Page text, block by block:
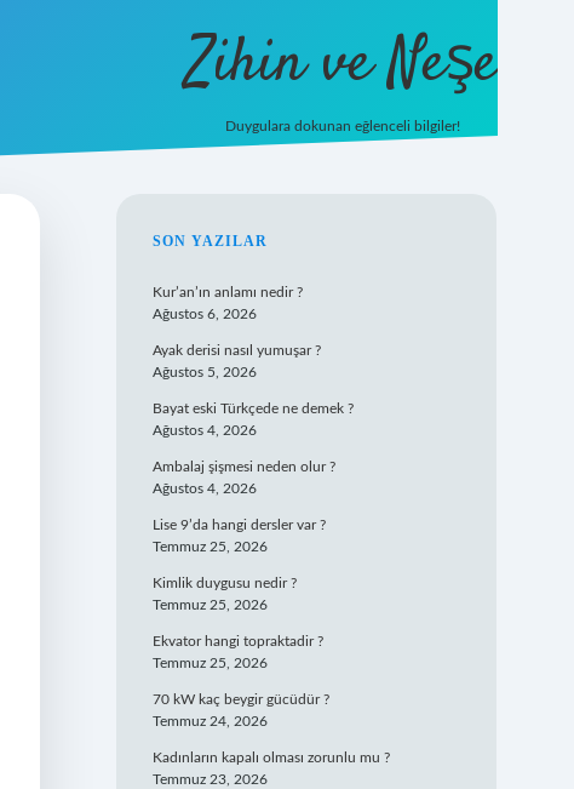
Zihin ve Neşe
Duygulara dokunan eğlenceli bilgiler!
SIDEBAR
SON YAZILAR
Kur’an’ın anlamı nedir ?
Ağustos 6, 2026
Ayak derisi nasıl yumuşar ?
Ağustos 5, 2026
Bayat eski Türkçede ne demek ?
Ağustos 4, 2026
Ambalaj şişmesi neden olur ?
Ağustos 4, 2026
Lise 9’da hangi dersler var ?
Temmuz 25, 2026
Kimlik duygusu nedir ?
Temmuz 25, 2026
Ekvator hangi topraktadir ?
Temmuz 25, 2026
70 kW kaç beygir gücüdür ?
Temmuz 24, 2026
Kadınların kapalı olması zorunlu mu ?
Temmuz 23, 2026